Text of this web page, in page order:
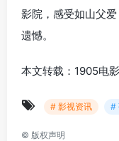
影院，感受如山父
遗憾。
本文转载：1905电
# 影视资讯 #
© 版权声明